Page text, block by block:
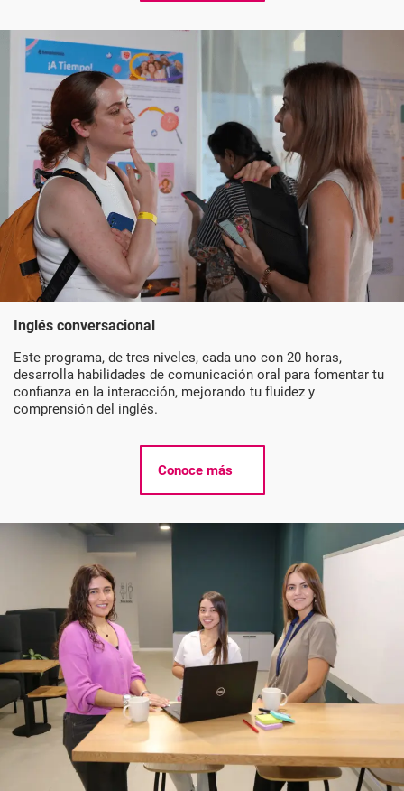
Inglés conversacional
Este programa, de tres niveles, cada uno con 20 horas,
desarrolla habilidades de comunicación oral para fomentar tu
confianza en la interacción, mejorando tu fluidez y
comprensión del inglés.
Conoce más